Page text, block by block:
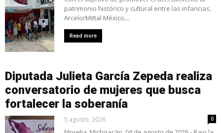
patrimonio histórico y cultural entre las infancias,
ArcelorMittal México,...
Read more
Diputada Julieta García Zepeda realiza
conversatorio de mujeres que busca
fortalecer la soberanía
5 agosto, 2026 0